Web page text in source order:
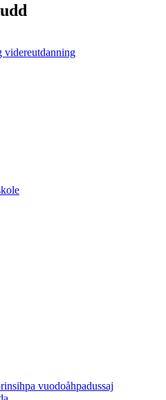
videreutdanning
vuodoåhpadussaj